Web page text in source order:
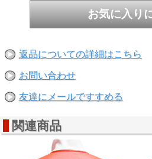
返品についての詳細はこちら
お問い合わせ
友達にメールですすめる
関連商品